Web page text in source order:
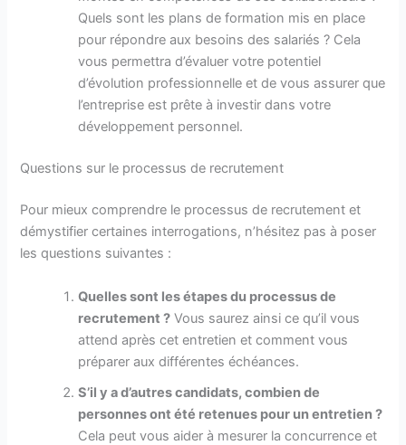
Quels sont les plans de formation mis en place
pour répondre aux besoins des salariés ? Cela
vous permettra d’évaluer votre potentiel
d’évolution professionnelle et de vous assurer que
l’entreprise est prête à investir dans votre
développement personnel.
Questions sur le processus de recrutement
Pour mieux comprendre le processus de recrutement et
démystifier certaines interrogations, n’hésitez pas à poser
les questions suivantes :
Quelles sont les étapes du processus de
recrutement ? Vous saurez ainsi ce qu’il vous
attend après cet entretien et comment vous
préparer aux différentes échéances.
S’il y a d’autres candidats, combien de
personnes ont été retenues pour un entretien ?
Cela peut vous aider à mesurer la concurrence et